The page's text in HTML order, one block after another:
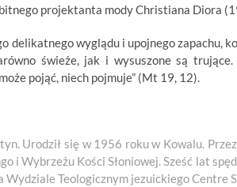
projektanta mody Christiana Diora
delikatnego wyglądu i upojnego zapachu,
świeże, jak i wysuszone są
pojąć, niech pojmuje” (Mt 19, 12).
Urodził się w 1956 roku w Kowalu.
i Wybrzeżu Kości Słoniowej. Sześć lat
Wydziale Teologicznym jezuickiego Centre